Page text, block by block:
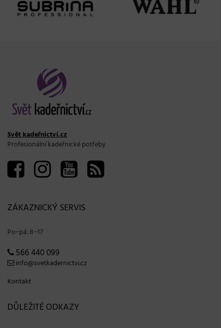
Svět kadeřnictví.cz
Profesionální kadeřnické potřeby
ZÁKAZNICKÝ SERVIS
Po−pá: 8−17
566 440 099
info@svetkadernictvi.cz
Kontakt
DŮLEŽITÉ ODKAZY